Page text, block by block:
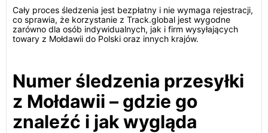
Cały proces śledzenia jest bezpłatny i nie wymaga rejestracji,
co sprawia, że korzystanie z Track.global jest wygodne
zarówno dla osób indywidualnych, jak i firm wysyłających
towary z Mołdawii do Polski oraz innych krajów.
Numer śledzenia przesyłki
z Mołdawii – gdzie go
znaleźć i jak wygląda